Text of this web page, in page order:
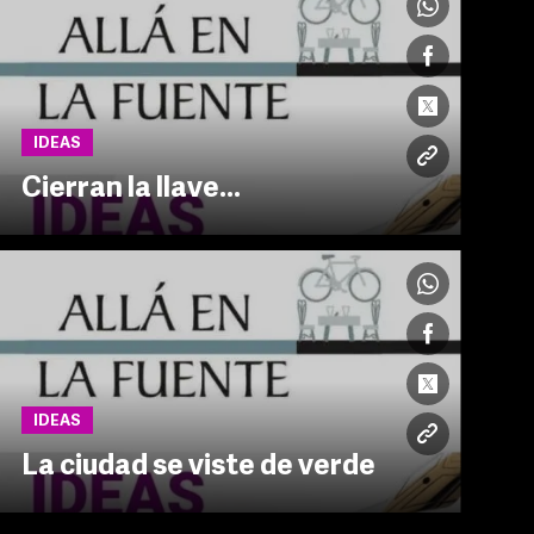
IDEAS
Cierran la llave…
IDEAS
La ciudad se viste de verde